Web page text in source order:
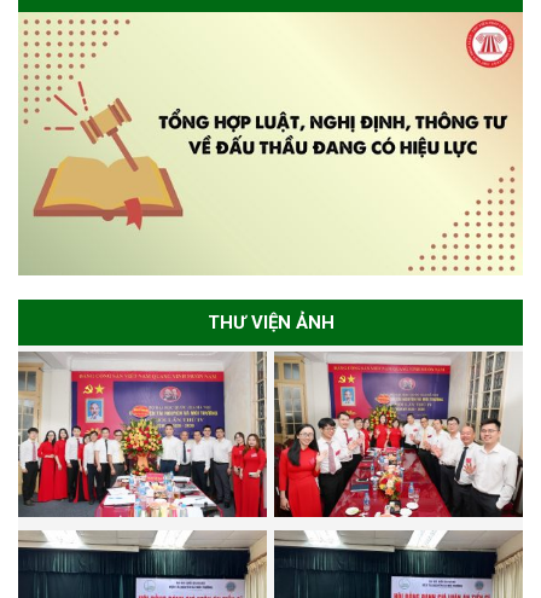
THƯ VIỆN ẢNH